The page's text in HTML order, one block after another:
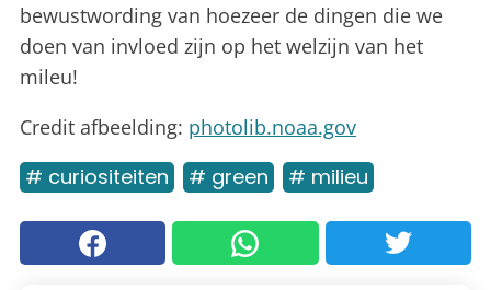
bewustwording van hoezeer de dingen die we
doen van invloed zijn op het welzijn van het
mileu!
Credit afbeelding: photolib.noaa.gov
# curiositeiten # green # milieu